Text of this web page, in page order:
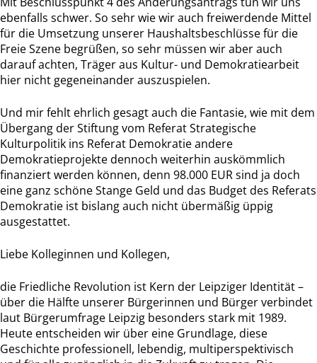
ebenfalls schwer. So sehr wie wir auch freiwerdende Mittel
für die Umsetzung unserer Haushaltsbeschlüsse für die
Freie Szene begrüßen, so sehr müssen wir aber auch
darauf achten, Träger aus Kultur- und Demokratiearbeit
hier nicht gegeneinander auszuspielen.
Und mir fehlt ehrlich gesagt auch die Fantasie, wie mit dem
Übergang der Stiftung vom Referat Strategische
Kulturpolitik ins Referat Demokratie andere
Demokratieprojekte dennoch weiterhin auskömmlich
finanziert werden können, denn 98.000 EUR sind ja doch
eine ganz schöne Stange Geld und das Budget des Referats
Demokratie ist bislang auch nicht übermäßig üppig
ausgestattet.
Liebe Kolleginnen und Kollegen,
die Friedliche Revolution ist Kern der Leipziger Identität –
über die Hälfte unserer Bürgerinnen und Bürger verbindet
laut Bürgerumfrage Leipzig besonders stark mit 1989.
Heute entscheiden wir über eine Grundlage, diese
Geschichte professionell, lebendig, multiperspektivisch